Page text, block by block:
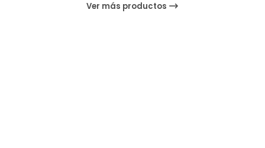
Ver más productos